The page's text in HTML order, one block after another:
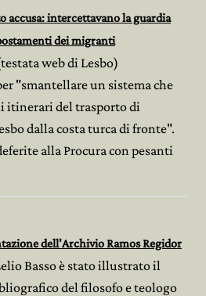
accusa: intercettavano la guardia
dei migranti
web di Lesbo)
"smantellare un sistema che
itinerari del trasporto di
dalla costa turca di fronte".
alla Procura con pesanti
dell'Archivio Ramos Regidor
Basso è stato illustrato il
del filosofo e teologo